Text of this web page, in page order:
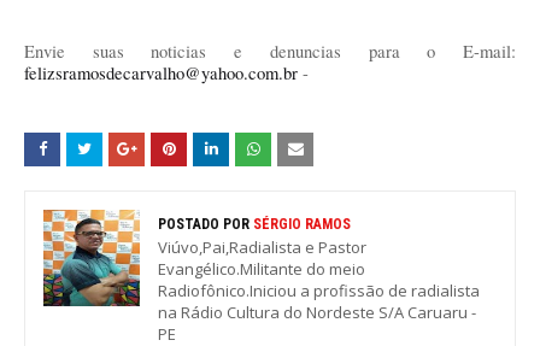
Envie suas noticias e denuncias para o E-mail:
felizsramosdecarvalho@yahoo.com.br -
POSTADO POR SÉRGIO RAMOS
Viúvo,Pai,Radialista e Pastor
Evangélico.Militante do meio
Radiofônico.Iniciou a profissão de radialista
na Rádio Cultura do Nordeste S/A Caruaru -
PE